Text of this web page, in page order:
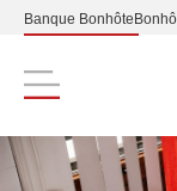
Banque Bonhôte